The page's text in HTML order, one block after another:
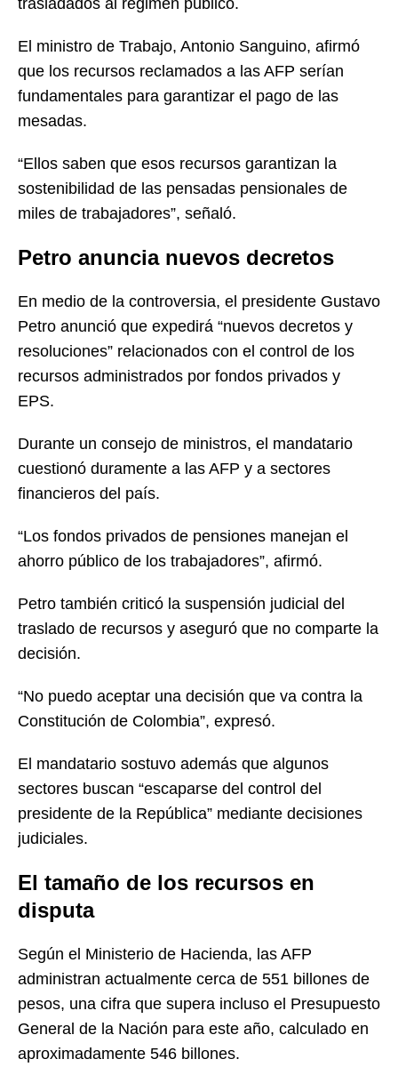
El ministro de Trabajo, Antonio Sanguino, afirmó
que los recursos reclamados a las AFP serían
fundamentales para garantizar el pago de las
mesadas.
“Ellos saben que esos recursos garantizan la
sostenibilidad de las pensadas pensionales de
miles de trabajadores”, señaló.
Petro anuncia nuevos decretos
En medio de la controversia, el presidente Gustavo
Petro anunció que expedirá “nuevos decretos y
resoluciones” relacionados con el control de los
recursos administrados por fondos privados y
EPS.
Durante un consejo de ministros, el mandatario
cuestionó duramente a las AFP y a sectores
financieros del país.
“Los fondos privados de pensiones manejan el
ahorro público de los trabajadores”, afirmó.
Petro también criticó la suspensión judicial del
traslado de recursos y aseguró que no comparte la
decisión.
“No puedo aceptar una decisión que va contra la
Constitución de Colombia”, expresó.
El mandatario sostuvo además que algunos
sectores buscan “escaparse del control del
presidente de la República” mediante decisiones
judiciales.
El tamaño de los recursos en
disputa
Según el Ministerio de Hacienda, las AFP
administran actualmente cerca de 551 billones de
pesos, una cifra que supera incluso el Presupuesto
General de la Nación para este año, calculado en
aproximadamente 546 billones.